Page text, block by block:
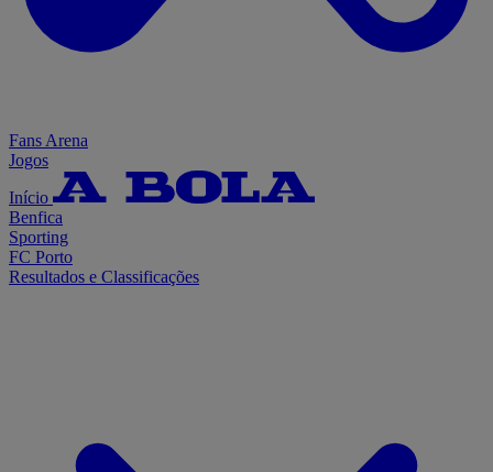
Fans Arena
Jogos
Início
Benfica
Sporting
FC Porto
Resultados e Classificações